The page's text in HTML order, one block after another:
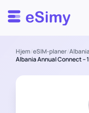
Esimy
Hjem/eSIM-planer/Albania
Albania Annual Connect –